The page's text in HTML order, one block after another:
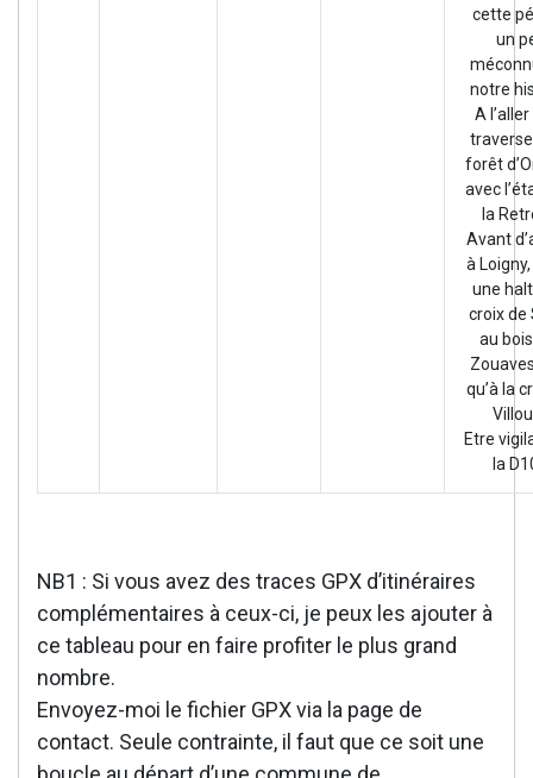
cette
un
notre
A
forêt
avec
la
Avant
à
une
croix de
au
qu’à la
Etre
la
NB1 : Si vous avez des traces GPX d’itinéraires
complémentaires à ceux-ci, je peux les ajouter à
ce tableau pour en faire profiter le plus grand
nombre.
Envoyez-moi le fichier GPX via la page de
contact. Seule contrainte, il faut que ce soit une